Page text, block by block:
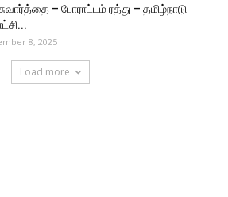
– போராட்டம் ரத்து – தமிழ்நாடு
8, 2025
Load more